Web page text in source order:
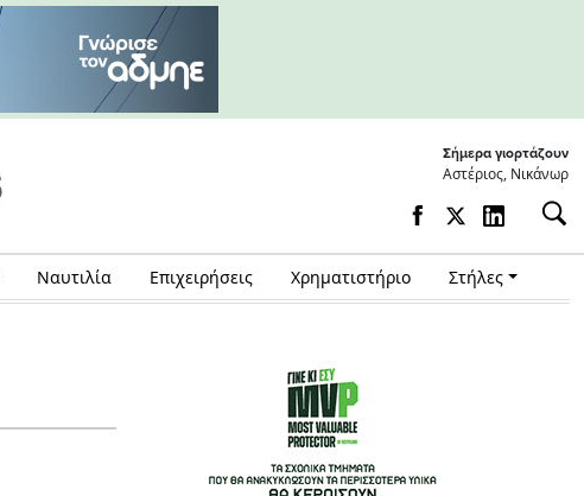
Σήμερα γιορτάζουν
Αστέριος, Νικάνωρ
Ναυτιλία Επιχειρήσεις Χρηματιστήριο Στήλες